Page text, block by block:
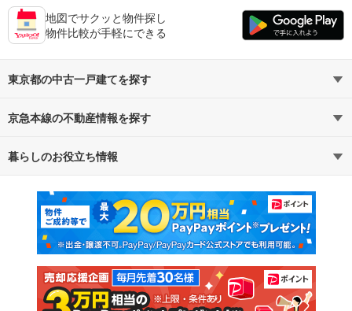
地図でサクッと物件探し
物件比較が手軽にできる
東京都の中古一戸建てを探す
路線・駅から探す
通勤・通学時間から探す
京急本線の不動産情報を探す
不動産・住宅
新築マンション 中古マンション
新築一戸建て 中古一戸建て
注文住宅 土地
暮らしのお役立ち情報
マンションカタログ 教えて！住まいの先生